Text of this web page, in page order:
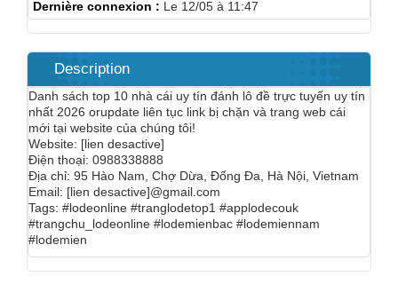
Dernière connexion : Le 12/05 à 11:47
Description
Danh sách top 10 nhà cái uy tín đánh lô đề trực tuyến uy tín
nhất 2026 orupdate liên tục link bị chặn và trang web cái
mới tại website của chúng tôi!
Website: [lien desactive]
Điện thoại: 0988338888
Địa chỉ: 95 Hào Nam, Chợ Dừa, Đống Đa, Hà Nội, Vietnam
Email: [lien desactive]@gmail.com
Tags: #lodeonline #tranglodetop1 #applodecouk
#trangchu_lodeonline #lodemienbac #lodemiennam
#lodemien